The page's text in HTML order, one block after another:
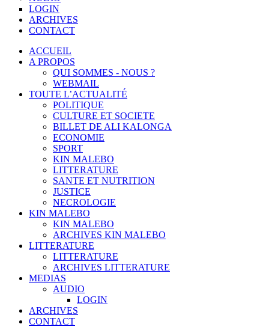
LOGIN
ARCHIVES
CONTACT
ACCUEIL
A PROPOS
QUI SOMMES - NOUS ?
WEBMAIL
TOUTE L’ACTUALITÉ
POLITIQUE
CULTURE ET SOCIETE
BILLET DE ALI KALONGA
ECONOMIE
SPORT
KIN MALEBO
LITTERATURE
SANTE ET NUTRITION
JUSTICE
NECROLOGIE
KIN MALEBO
KIN MALEBO
ARCHIVES KIN MALEBO
LITTERATURE
LITTERATURE
ARCHIVES LITTERATURE
MEDIAS
AUDIO
LOGIN
ARCHIVES
CONTACT